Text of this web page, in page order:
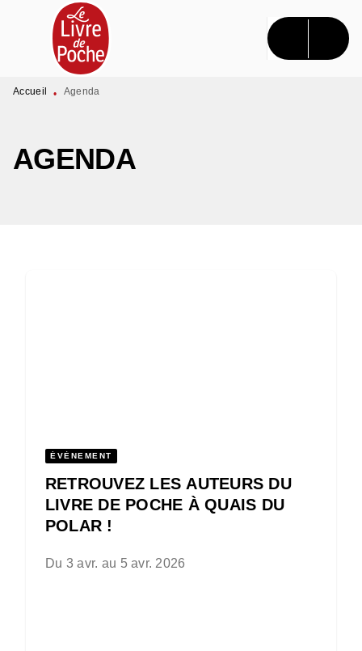
MENU RECHERCHE CONTENU
PIED DE PAGE
Accueil • Agenda
AGENDA
ÉVÈNEMENT
RETROUVEZ LES AUTEURS DU
LIVRE DE POCHE À QUAIS DU
POLAR !
Du 3 avr. au 5 avr. 2026